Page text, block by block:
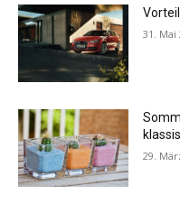
31. Mai
29.